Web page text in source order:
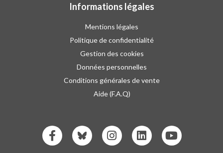
Informations légales
Mentions légales
Politique de confidentialité
Gestion des cookies
Données personnelles
Conditions générales de vente
Aide (F.A.Q)